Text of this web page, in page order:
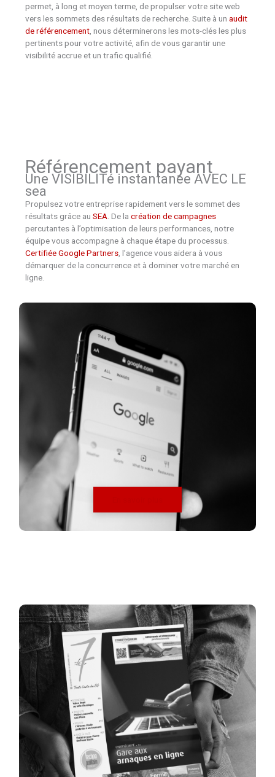
permet, à long et moyen terme, de propulser votre site web
vers les sommets des résultats de recherche. Suite à unaudit
de référencement , nous déterminerons les mots-clés les plus
pertinents pour votre activité, afin de vous garantir une
visibilité accrue et un trafic qualifié.
Référencement payant
Une VISIBILITé instantanée AVEC LE
sea
Propulsez votre entreprise rapidement vers le sommet des
résultats grâce auSEA . De lacréation de campagnes
percutantes à l’optimisation de leurs performances, notre
équipe vous accompagne à chaque étape du processus.
Certifiée Google Partners , l’agence vous aidera à vous
démarquer de la concurrence et à dominer votre marché en
ligne.